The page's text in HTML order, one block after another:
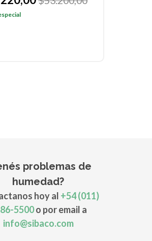
problemas de
humedad?
hoy al +54 (011)
5500o por email a
info@sibaco.com